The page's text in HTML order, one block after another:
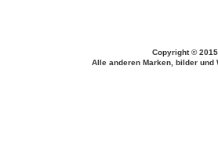
Copyright ©
Alle anderen Marken, bilder und